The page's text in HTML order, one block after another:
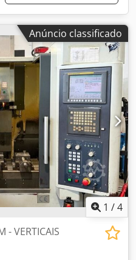
Anúncio classificado
1 /4
- VERTICAIS